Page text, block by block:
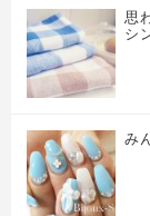
思
シ
み